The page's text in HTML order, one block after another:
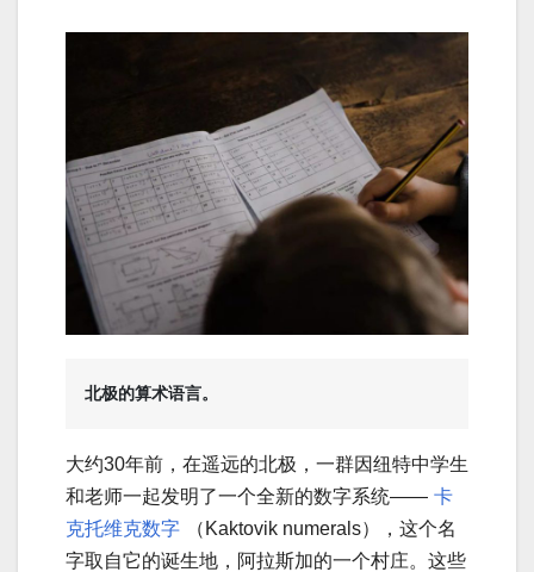
北极的算术语言。
大约30年前，在遥远的北极，一群因纽特中学生
和老师一起发明了一个全新的数字系统—— 卡
克托维克数字
（Kaktovik numerals），这个名
字取自它的诞生地，阿拉斯加的一个村庄。这些